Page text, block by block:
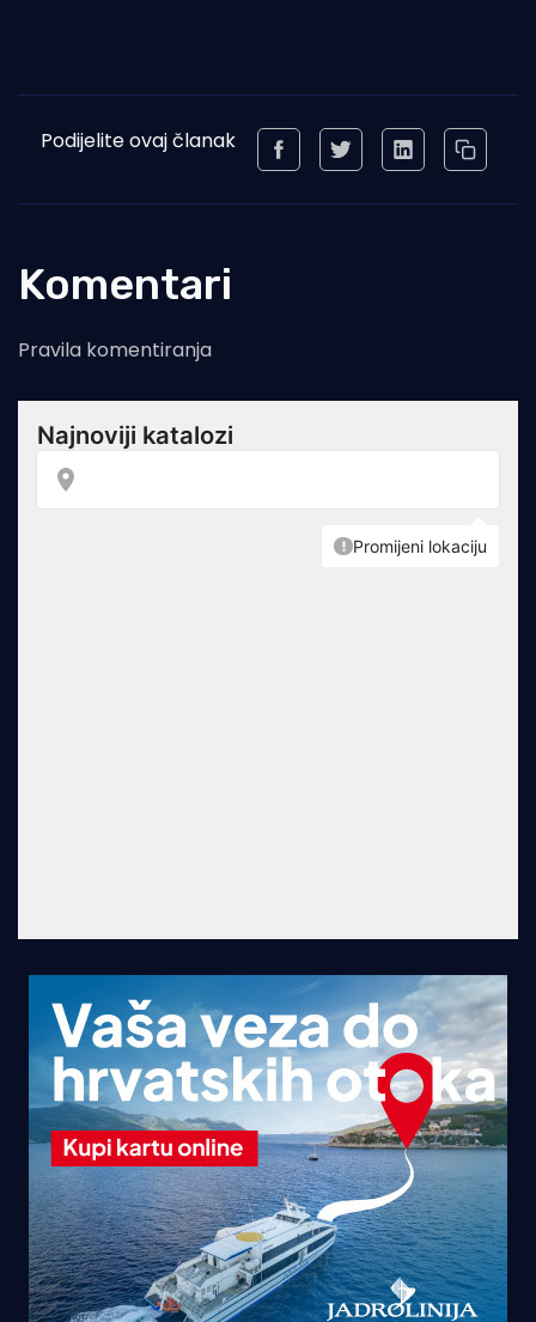
Podijelite ovaj članak
Komentari
Pravila komentiranja